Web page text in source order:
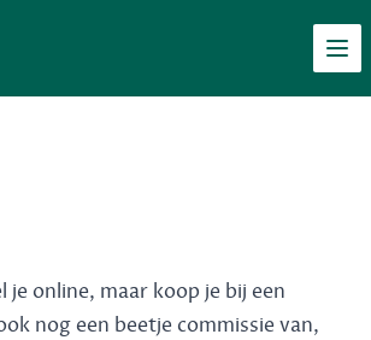
online, maar koop je bij een
nog een beetje commissie van,